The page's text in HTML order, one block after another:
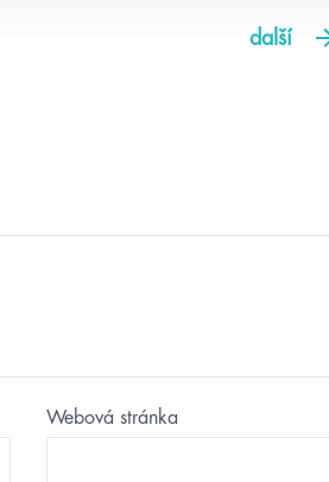
další
Webová stránka